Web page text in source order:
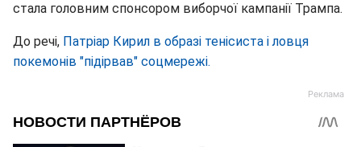
стала головним спонсором виборчої кампанії Трампа.
До речі, Патріар Кирил в образі тенісиста і ловця
покемонів "підірвав" соцмережі.